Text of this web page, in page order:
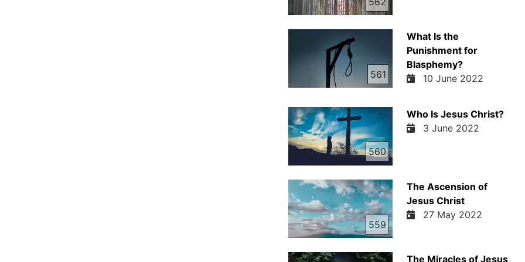
561
What Is the
Punishment for
Blasphemy?
10 June 2022
560
Who Is Jesus Christ?
3 June 2022
559
The Ascension of
Jesus Christ
27 May 2022
The Miracles of Jesus